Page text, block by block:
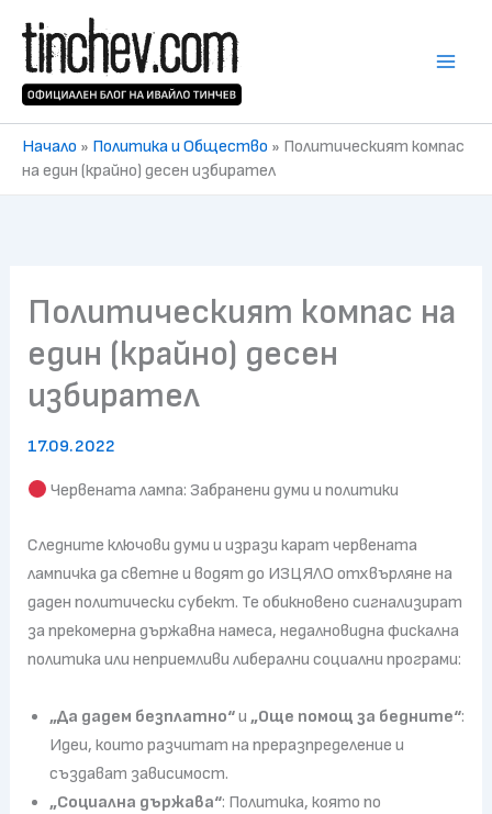
content
Начало » Политика и Общество » Политическият компас
на един (крайно) десен избирател
Политическият компас на
един (крайно) десен
избирател
17.09.2022
Червената лампа: Забранени думи и политики
Следните ключови думи и изрази карат червената
лампичка да светне и водят до ИЗЦЯЛО отхвърляне на
даден политически субект. Те обикновено сигнализират
за прекомерна държавна намеса, недалновидна фискална
политика или неприемливи либерални социални програми:
„Да дадем безплатно“и „Още помощ за бедните“:
Идеи, които разчитат на преразпределение и
създават зависимост.
„Социална държава“: Политика, която по